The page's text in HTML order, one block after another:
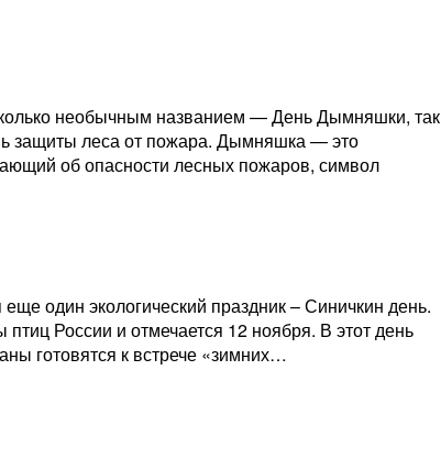
необычным названием — День Дымняшки, так
защиты леса от пожара. Дымняшка — это
об опасности лесных пожаров, символ
один экологический праздник – Синичкин день.
России и отмечается 12 ноября. В этот день
готовятся к встрече «зимних…